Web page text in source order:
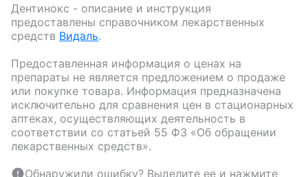
Дентинокс - описание и инструкция
предоставлены справочником лекарственных
средств Видаль.
Предоставленная информация о ценах на
препараты не является предложением о продаже
или покупке товара. Информация предназначена
исключительно для сравнения цен в стационарных
аптеках, осуществляющих деятельность в
соответствии со статьей 55 ФЗ «Об обращении
лекарственных средств».
Обнаружили ошибку? Выделите ее и нажмите